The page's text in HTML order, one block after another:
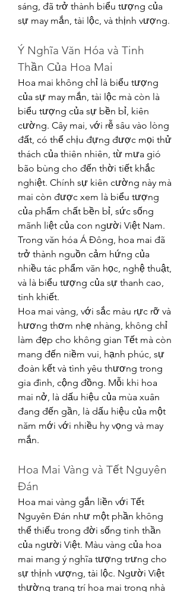
sáng, đã trở thành biểu tượng của
sự may mắn, tài lộc, và thịnh vượng.
Ý Nghĩa Văn Hóa và Tinh
Thần Của Hoa Mai
Hoa mai không chỉ là biểu tượng
của sự may mắn, tài lộc mà còn là
biểu tượng của sự bền bỉ, kiên
cường. Cây mai, với rễ sâu vào lòng
đất, có thể chịu đựng được mọi thử
thách của thiên nhiên, từ mưa gió
bão bùng cho đến thời tiết khắc
nghiệt. Chính sự kiên cường này mà
mai còn được xem là biểu tượng
của phẩm chất bền bỉ, sức sống
mãnh liệt của con người Việt Nam.
Trong văn hóa Á Đông, hoa mai đã
trở thành nguồn cảm hứng của
nhiều tác phẩm văn học, nghệ thuật,
và là biểu tượng của sự thanh cao,
tinh khiết.
Hoa mai vàng, với sắc màu rực rỡ và
hương thơm nhẹ nhàng, không chỉ
làm đẹp cho không gian Tết mà còn
mang đến niềm vui, hạnh phúc, sự
đoàn kết và tình yêu thương trong
gia đình, cộng đồng. Mỗi khi hoa
mai nở, là dấu hiệu của mùa xuân
đang đến gần, là dấu hiệu của một
năm mới với nhiều hy vọng và may
mắn.
Hoa Mai Vàng và Tết Nguyên
Đán
Hoa mai vàng gắn liền với Tết
Nguyên Đán như một phần không
thể thiếu trong đời sống tinh thần
của người Việt. Màu vàng của hoa
mai mang ý nghĩa tượng trưng cho
sự thịnh vượng, tài lộc. Người Việt
thường trang trí hoa mai trong nhà